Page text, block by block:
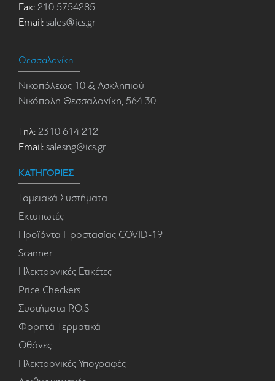
Fax: 210 5754285
Email: sales@ics.gr
Θεσσαλονίκη
Νικοπόλεως 10 & Ασκληπιού
Νικόπολη Θεσσαλονίκη, 564 30
Τηλ: 2310 614 212
Email: salesng@ics.gr
ΚΑΤΗΓΟΡΙΕΣ
Ταμειακά Συστήματα
Εκτυπωτές
Προϊόντα Προστασίας COVID-19
Scanner
Ηλεκτρονικές Ετικέτες
Price Checkers
Συστήματα P.O.S
Φορητά Τερματικά
Οθόνες
Ηλεκτρονικές Υπογραφές